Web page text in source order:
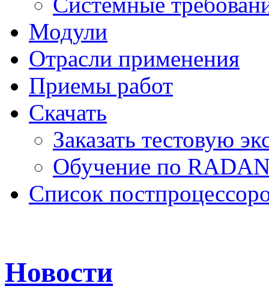
Модули
Отрасли применения
Приемы работ
Скачать
Заказать тестовую
Обучение по
Список
Новости